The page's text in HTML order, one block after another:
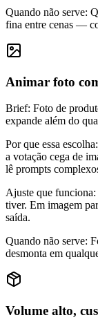
Quando não serve:
fina entre cenas —
Animar foto
Brief: Foto de
expande além do
Por que essa escolha:
a votação cega de
lê prompts
Ajuste que funciona:
tiver. Em imagem
saída.
Quando não serve:
desmonta em
Volume alto,